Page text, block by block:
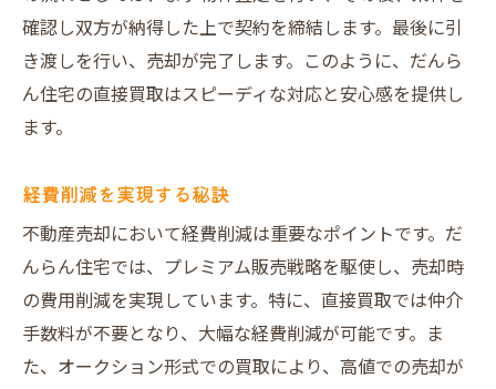
確認し双方が納得した上で契約を締結します。最後に引
き渡しを行い、売却が完了します。このように、だんら
ん住宅の直接買取はスピーディな対応と安心感を提供し
ます。
経費削減を実現する秘訣
不動産売却において経費削減は重要なポイントです。だ
んらん住宅では、プレミアム販売戦略を駆使し、売却時
の費用削減を実現しています。特に、直接買取では仲介
手数料が不要となり、大幅な経費削減が可能です。ま
た、オークション形式での買取により、高値での売却が